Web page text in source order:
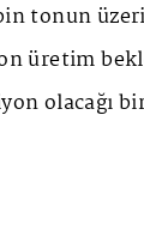
tonun
üretim
olacağı